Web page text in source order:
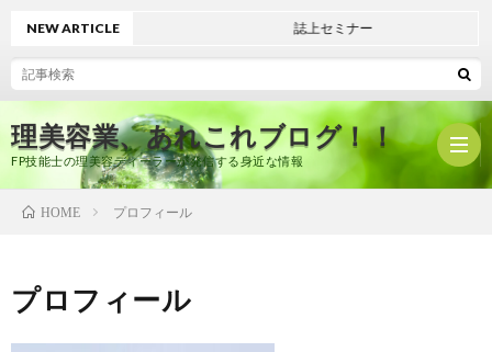
理美容業、あれこれブログ！！
FP技能士の理美容ディーラーが発信する身近な情報
NEW ARTICLE 誌上セミナー
HOME プロフィール
プロフィール